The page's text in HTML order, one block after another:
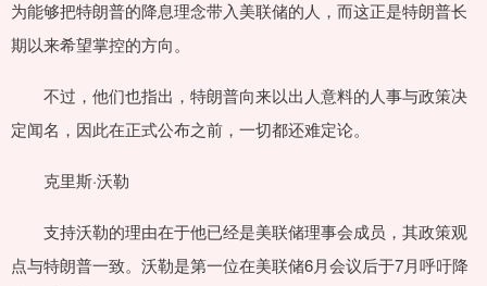
为能够把特朗普的降息理念带入美联储的人，而这正是特朗普长
期以来希望掌控的方向。
不过，他们也指出，特朗普向来以出人意料的人事与政策决
定闻名，因此在正式公布之前，一切都还难定论。
克里斯·沃勒
支持沃勒的理由在于他已经是美联储理事会成员，其政策观
点与特朗普一致。沃勒是第一位在美联储6月会议后于7月呼吁降